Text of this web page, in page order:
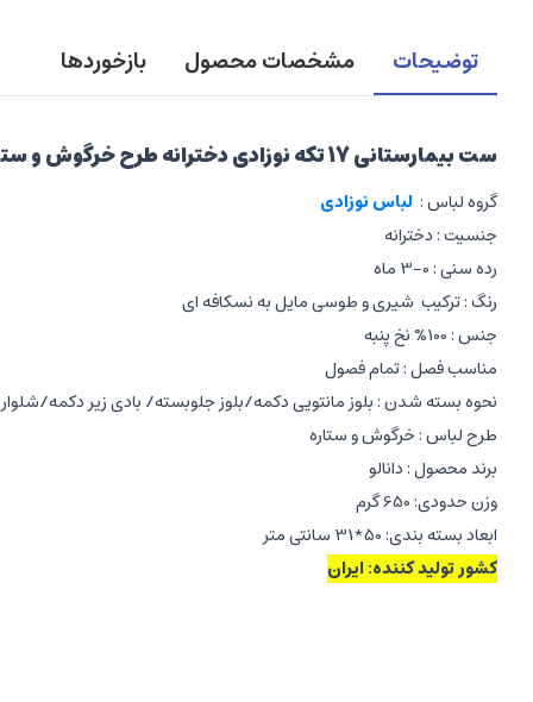
توضیحات مشخصات محصول بازخوردها
ست بیمارستانی 17 تکه نوزادی دخترانه طرح خرگوش و ستاره دانالو Danaloo
گروه لباس : لباس نوزادی
جنسیت : دخترانه
رده سنی : 0-3 ماه
رنگ : ترکیب شیری و طوسی مایل به نسکافه ای
جنس : 100% نخ پنبه
مناسب فصل : تمام فصول
نحوه بسته شدن : بلوز مانتویی دکمه/بلوز جلوبسته/ بادی زیر دکمه/
طرح لباس : خرگوش و ستاره
برند محصول : دانالو
وزن حدودی: 650 گرم
ابعاد بسته بندی: 50*31 سانتی متر
کشور تولید کننده: ایران